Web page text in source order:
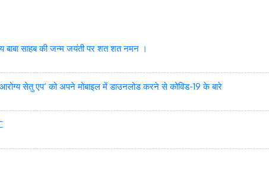
बाबा साहब की जन्म जयंती पर शत शत नमन ।
सेतु एप‘ को अपने मोबाइल में डाउनलोड करने से कोविड-19 के बारे